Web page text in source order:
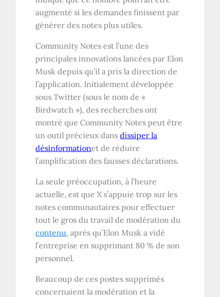
augmenté si les demandes finissent par
générer des notes plus utiles.
Community Notes est l’une des
principales innovations lancées par Elon
Musk depuis qu’il a pris la direction de
l’application. Initialement développée
sous Twitter (sous le nom de «
Birdwatch »), des recherches ont
montré que Community Notes peut être
un outil précieux dansdissiper la
désinformationet de réduire
l’amplification des fausses déclarations.
La seule préoccupation, à l’heure
actuelle, est que X s’appuie trop sur les
notes communautaires pour effectuer
tout le gros du travail de modération du
contenu, après qu’Elon Musk a vidé
l’entreprise en supprimant 80 % de son
personnel.
Beaucoup de ces postes supprimés
concernaient la modération et la